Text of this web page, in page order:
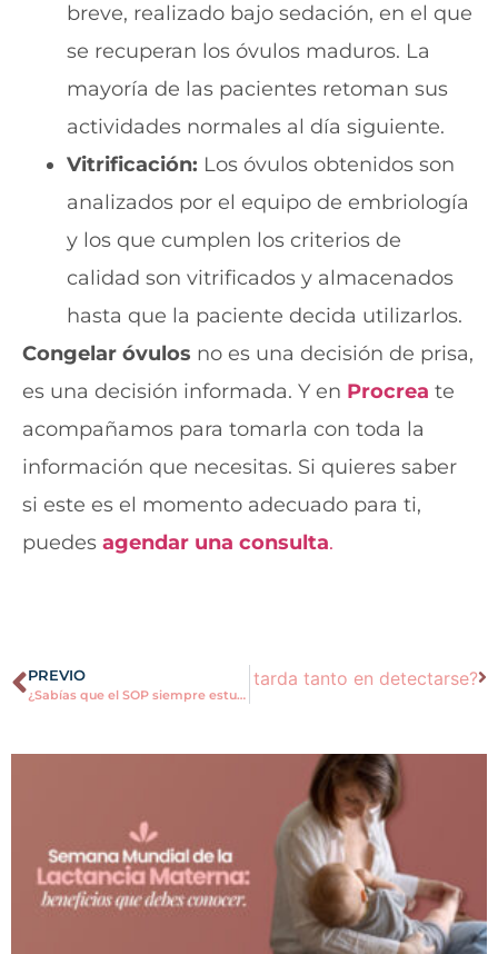
breve, realizado bajo sedación, en el que
se recuperan los óvulos maduros. La
mayoría de las pacientes retoman sus
actividades normales al día siguiente.
Vitrificación: Los óvulos obtenidos son
analizados por el equipo de embriología
y los que cumplen los criterios de
calidad son vitrificados y almacenados
hasta que la paciente decida utilizarlos.
Congelar óvulos no es una decisión de prisa,
es una decisión informada. Y en Procrea te
acompañamos para tomarla con toda la
información que necesitas. Si quieres saber
si este es el momento adecuado para ti,
puedes agendar una consulta.
PREVIO
¿Sabías que el SOP siempre estuvo mal nombrado?
¿Por qué la endometriosis tarda tanto en detectarse?